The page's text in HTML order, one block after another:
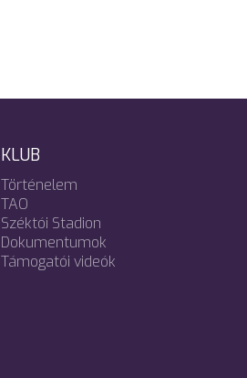
KLUB
Történelem
TAO
Széktói Stadion
Dokumentumok
Támogatói videók